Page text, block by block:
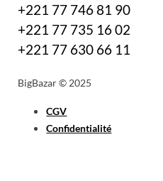
+221 77 746 81 90
+221 77 735 16 02
+221 77 630 66 11
BigBazar © 2025
CGV
Confidentialité